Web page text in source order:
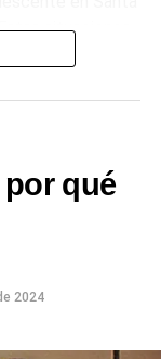
situaciones
de
qué
2024